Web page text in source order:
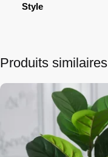
Style
Produits similaires